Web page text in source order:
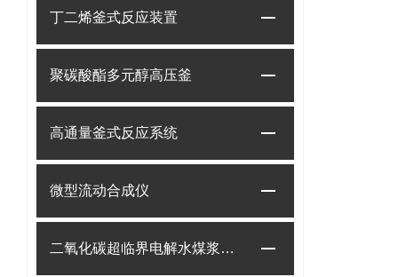
丁二烯釜式反应装置
聚碳酸酯多元醇高压釜
高通量釜式反应系统
微型流动合成仪
二氧化碳超临界电解水煤浆制甲烷装置